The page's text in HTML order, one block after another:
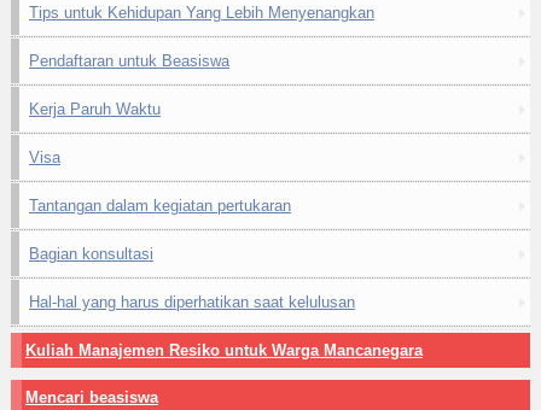
Tips untuk Kehidupan Yang Lebih Menyenangkan
Pendaftaran untuk Beasiswa
Kerja Paruh Waktu
Visa
Tantangan dalam kegiatan pertukaran
Bagian konsultasi
Hal-hal yang harus diperhatikan saat kelulusan
Kuliah Manajemen Resiko untuk Warga Mancanegara
Mencari beasiswa